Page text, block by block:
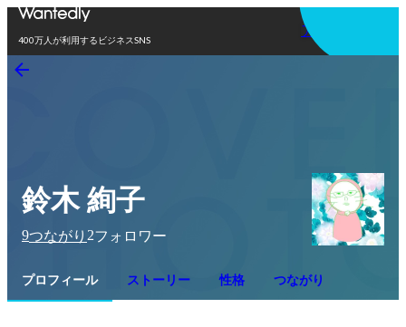
400万人が利用するビジネスSNS
アプリを使う
鈴木 絢子
9つながり 2フォロワー
プロフィール ストーリー 性格 つながり